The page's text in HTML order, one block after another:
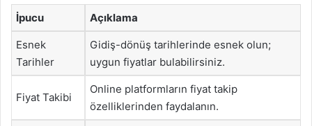
İpucu Açıklama
Esnek
Tarihler
Gidiş-dönüş tarihlerinde esnek olun;
uygun fiyatlar bulabilirsiniz.
Fiyat Takibi
Online platformların fiyat takip
özelliklerinden faydalanın.